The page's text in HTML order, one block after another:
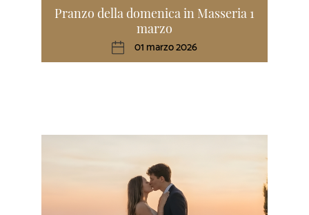
Pranzo della domenica in Masseria 1
marzo
01 marzo 2026